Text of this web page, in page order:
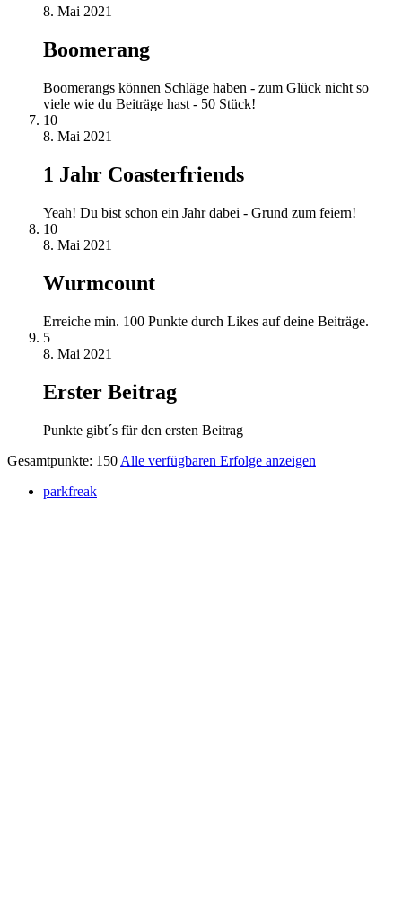
8. Mai 2021
Boomerang
Boomerangs können Schläge haben - zum Glück nicht so
viele wie du Beiträge hast - 50 Stück!
10
8. Mai 2021
1 Jahr Coasterfriends
Yeah! Du bist schon ein Jahr dabei - Grund zum feiern!
10
8. Mai 2021
Wurmcount
Erreiche min. 100 Punkte durch Likes auf deine Beiträge.
5
8. Mai 2021
Erster Beitrag
Punkte gibt´s für den ersten Beitrag
Gesamtpunkte: 150 Alle verfügbaren Erfolge anzeigen
parkfreak